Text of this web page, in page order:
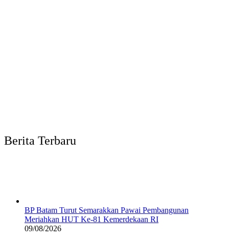
Berita Terbaru
BP Batam Turut Semarakkan Pawai Pembangunan
Meriahkan HUT Ke-81 Kemerdekaan RI
09/08/2026